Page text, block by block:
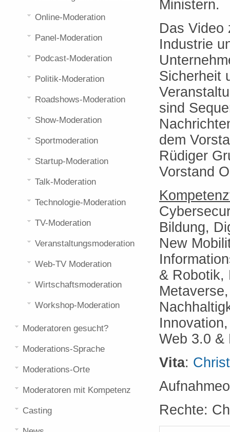
Ministern.
Das Video
Industrie
Sicherheit
sind
dem
Rüdiger
Vorstand
Bildung,
New
& Robotik,
Web 3.0 &
Vita:
Rechte:
Online-Moderation
Panel-Moderation
Podcast-Moderation
Politik-Moderation
Roadshows-Moderation
Show-Moderation
Sportmoderation
Startup-Moderation
Talk-Moderation
Technologie-Moderation
TV-Moderation
Veranstaltungsmoderation
Web-TV Moderation
Wirtschaftsmoderation
Workshop-Moderation
Moderatoren gesucht?
Moderations-Sprache
Moderations-Orte
Moderatoren mit Kompetenz
Casting